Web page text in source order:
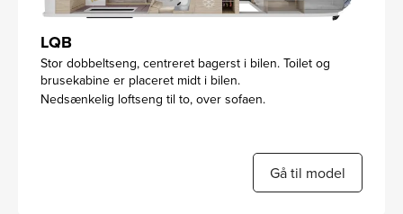
LQB
Stor dobbeltseng, centreret bagerst i bilen. Toilet og
brusekabine er placeret midt i bilen.
Nedsænkelig loftseng til to, over sofaen.
Gå til model